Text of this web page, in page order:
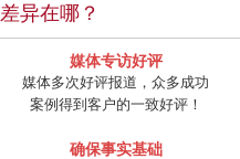
异在哪？
媒体专访好评
媒体多次好评报道，众多成功
案例得到客户的一致好评！
确保事实基础